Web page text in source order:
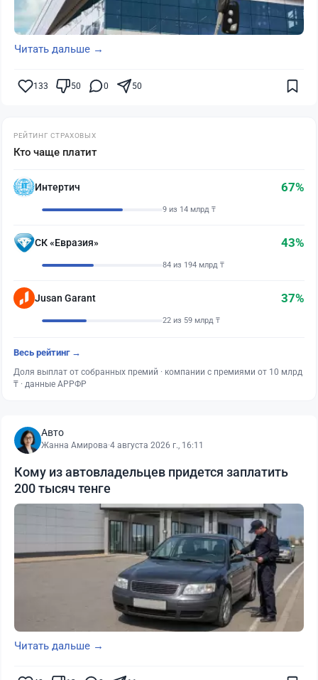
Читать дальше →
133 50 0 50
РЕЙТИНГ СТРАХОВЫХ
Кто чаще платит
Интертич 67%
9 из 14 млрд ₸
СК «Евразия» 43%
84 из 194 млрд ₸
Jusan Garant 37%
22 из 59 млрд ₸
Весь рейтинг →
Доля выплат от собранных премий · компании с премиями от 10 млрд
₸ · данные АРРФР
Авто
Жанна Амирова·4 августа 2026 г., 16:11
Кому из автовладельцев придется заплатить
200 тысяч тенге
Читать дальше →